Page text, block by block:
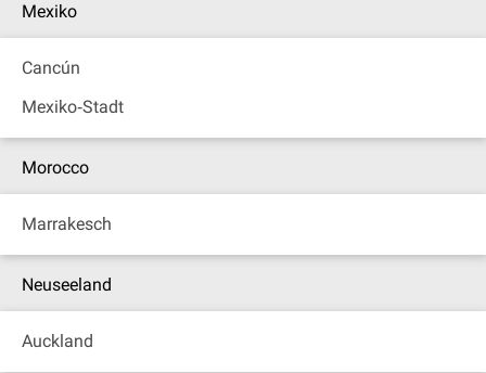
Mexiko
Cancún
Mexiko‐Stadt
Morocco
Marrakesch
Neuseeland
Auckland